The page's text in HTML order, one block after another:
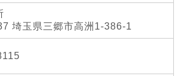
埼玉県三郷市高洲1-386-1